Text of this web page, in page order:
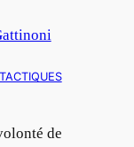
TACTIQUES
de